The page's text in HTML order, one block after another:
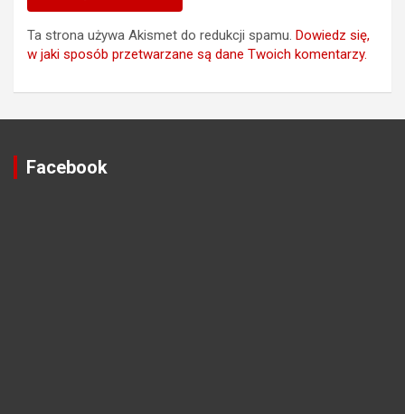
Ta strona używa Akismet do redukcji spamu. Dowiedz się,
w jaki sposób przetwarzane są dane Twoich komentarzy.
Facebook